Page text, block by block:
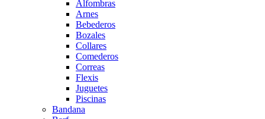
Alfombras
Arnes
Bebederos
Bozales
Collares
Comederos
Correas
Flexis
Juguetes
Piscinas
Bandana